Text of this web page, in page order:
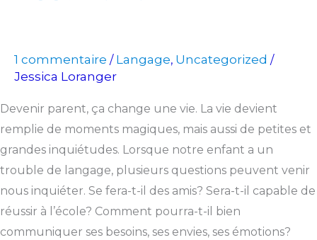
1 commentaire / Langage, Uncategorized /
Jessica Loranger
Devenir parent, ça change une vie. La vie devient
remplie de moments magiques, mais aussi de petites et
grandes inquiétudes. Lorsque notre enfant a un
trouble de langage, plusieurs questions peuvent venir
nous inquiéter. Se fera-t-il des amis? Sera-t-il capable de
réussir à l’école? Comment pourra-t-il bien
communiquer ses besoins, ses envies, ses émotions?